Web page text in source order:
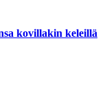
kovillakin keleillä